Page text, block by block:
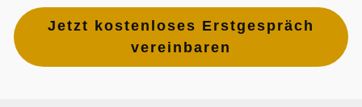
Jetzt kostenloses Erstgespräch
vereinbaren